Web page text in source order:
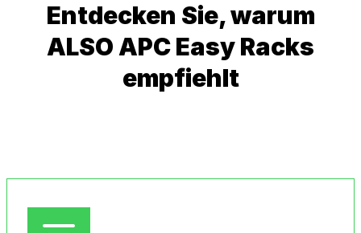
Entdecken Sie, warum
ALSO APC Easy Racks
empfiehlt